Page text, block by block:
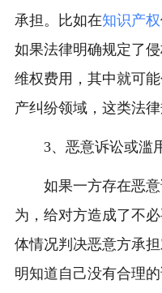
承担。比如在知识产权
如果法律明确规定了
维权费用，其中就可
产纠纷领域，这类法律
3、恶意诉讼或滥
如果一方存在恶
为，给对方造成了不
体情况判决恶意方承
明知道自己没有合理